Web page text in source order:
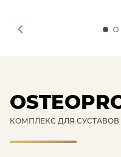
КОМПЛЕКС ДЛЯ СУСТАВОВ